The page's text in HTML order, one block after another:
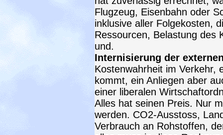
Flugzeug, Eisenbahn oder
inklusive aller Folgekosten,
Ressourcen, Belastung des
und.
Internisierung der
Kostenwahrheit im Verkehr,
kommt, ein Anliegen aber
einer liberalen
Alles hat seinen Preis. Nur
werden. CO2-Ausstoss,
Verbrauch an Rohstoffen,